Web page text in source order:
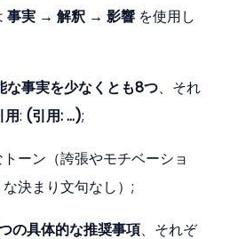
事実 → 解釈 → 影響 を使用し
な事実を少なくとも8つ、それ
用: (引用: …);
ーン（誇張やモチベーショ
決まり文句なし）;
の具体的な推奨事項、それぞ